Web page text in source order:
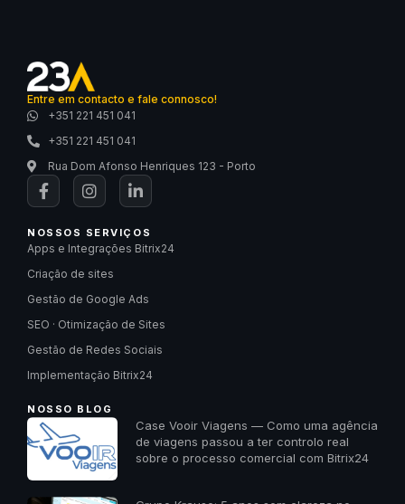
Entre em contacto e fale connosco!
+351 221 451 041
+351 221 451 041
Rua Dom Afonso Henriques 123 - Porto
NOSSOS SERVIÇOS
Apps e Integrações Bitrix24
Criação de sites
Gestão de Google Ads
SEO · Otimização de Sites
Gestão de Redes Sociais
Implementação Bitrix24
NOSSO BLOG
Case Vooir Viagens — Como uma agência
de viagens passou a ter controlo real
sobre o processo comercial com Bitrix24